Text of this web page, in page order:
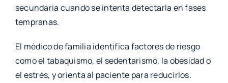
secundaria cuando se intenta detectarla en fases
tempranas.
El médico de familia identifica factores de riesgo
como el tabaquismo, el sedentarismo, la obesidad o
el estrés, y orienta al paciente para reducirlos.